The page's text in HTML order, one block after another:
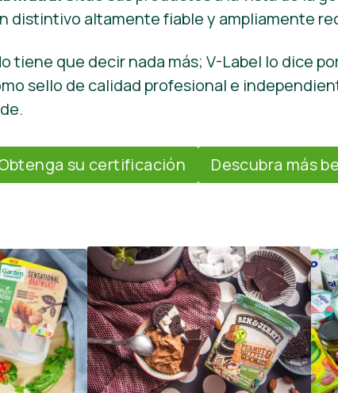
distintivo altamente fiable y ampliamente
tiene que decir nada más; V-Label lo dice
sello de calidad profesional e
su certificación Descubra más